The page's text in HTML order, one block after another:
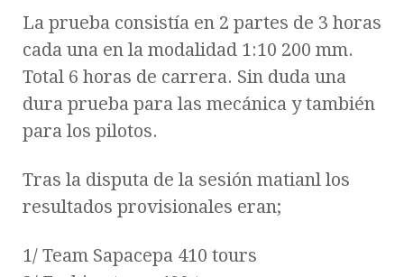
La prueba consistía en 2 partes de 3 horas
cada una en la modalidad 1:10 200 mm.
Total 6 horas de carrera. Sin duda una
dura prueba para las mecánica y también
para los pilotos.
Tras la disputa de la sesión matianl los
resultados provisionales eran;
1/ Team Sapacepa 410 tours